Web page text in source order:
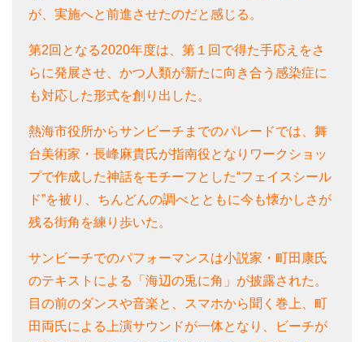
が、実施へと前進させたのだと感じる。
第2回となる2020年度は、第１回で得た手応えをさ
らに発展させ、かつ人類が新たに向き合う感染症に
も対応した形式を創り出した。
熱海市役所からサンビーチまでのパレードでは、舞
台美術家・長峰麻貴氏が指南役となりワークショッ
プで作成した神話をモチーフとした“フェイスシール
ド”を被り、ちんどんの調べとともに今も懐かしさが
残る街角を練り歩いた。
サンビーチでのパフォーマンスは小説家・町田康氏
のテキストによる「海辺の兎に角」が披露された。
目の前のダンスや音楽と、スマホから聞く巻上、町
田両氏による上演サウンドが一体となり、ビーチが